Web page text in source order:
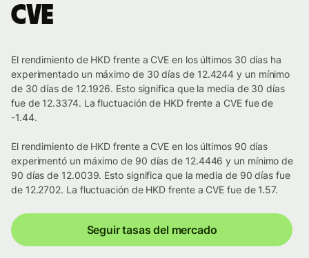
CVE
El rendimiento de HKD frente a CVE en los últimos 30 días ha
experimentado un máximo de 30 días de 12.4244 y un mínimo
de 30 días de 12.1926. Esto significa que la media de 30 días
fue de 12.3374. La fluctuación de HKD frente a CVE fue de
-1.44.
El rendimiento de HKD frente a CVE en los últimos 90 días
experimentó un máximo de 90 días de 12.4446 y un mínimo de
90 días de 12.0039. Esto significa que la media de 90 días fue
de 12.2702. La fluctuación de HKD frente a CVE fue de 1.57.
Seguir tasas del mercado